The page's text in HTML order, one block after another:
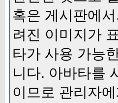
혹은 게시판에
려진 이미지가
타가 사용 가능
니다. 아바타를
이므로 관리자